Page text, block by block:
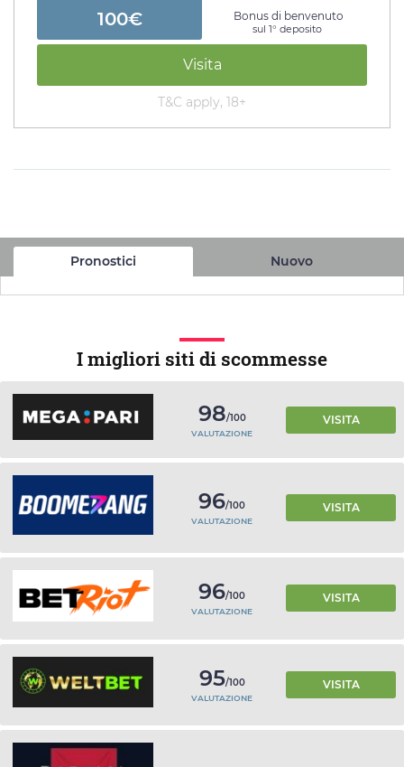
100€ Bonus di benvenuto
sul 1° deposito
Visita
T&C apply, 18+
Pronostici Nuovo
I migliori siti di scommesse
98/100
VALUTAZIONE
VISITA
96/100
VALUTAZIONE
VISITA
96/100
VALUTAZIONE
VISITA
95/100
VALUTAZIONE
VISITA